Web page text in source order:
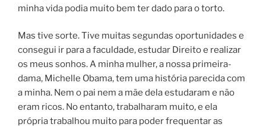
minha vida podia muito bem ter dado para o torto.
Mas tive sorte. Tive muitas segundas oportunidades e
consegui ir para a faculdade, estudar Direito e realizar
os meus sonhos. A minha mulher, a nossa primeira-
dama, Michelle Obama, tem uma história parecida com
a minha. Nem o pai nem a mãe dela estudaram e não
eram ricos. No entanto, trabalharam muito, e ela
própria trabalhou muito para poder frequentar as